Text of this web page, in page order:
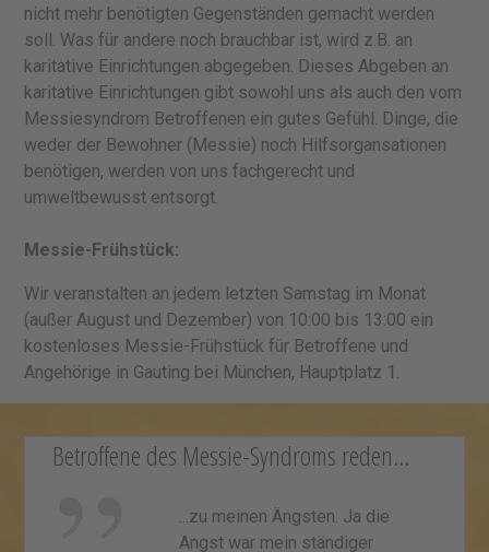
nicht mehr benötigten Gegenständen gemacht werden
soll. Was für andere noch brauchbar ist, wird z.B. an
karitative Einrichtungen abgegeben. Dieses Abgeben an
karitative Einrichtungen gibt sowohl uns als auch den vom
Messiesyndrom Betroffenen ein gutes Gefühl. Dinge, die
weder der Bewohner (Messie) noch Hilfsorgansationen
benötigen, werden von uns fachgerecht und
umweltbewusst entsorgt.
Messie-Frühstück:
Wir veranstalten an jedem letzten Samstag im Monat
(außer August und Dezember) von 10:00 bis 13:00 ein
kostenloses Messie-Frühstück für Betroffene und
Angehörige in Gauting bei München, Hauptplatz 1.
Betroffene des Messie-Syndroms reden...
...zu meinen Ängsten. Ja die
Angst war mein ständiger